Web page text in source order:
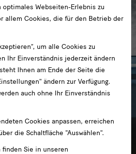
Webseiten-Erlebnis zu
allem Cookies, die für den Betrieb der
um alle Cookies zu
Ihr Einverständnis jederzeit ändern
Ihnen am Ende der Seite die
ändern zur Verfügung.
auch ohne Ihr Einverständnis
Cookies anpassen, erreichen
die Schaltfläche "Auswählen".
Sie in unseren